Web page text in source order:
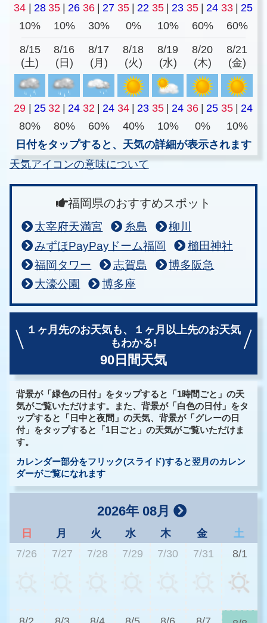
34 28 35 26 36 27 35 22 35 23 35 24 33
25
10%
10% 30% 0% 10% 60% 60%
8/15
(土)
8/16
(日)
8/17
(月)
8/18
(火)
8/19
(水)
8/20
(木)
8/21
(金)
29 25 32 24 32 24 34 23 35 24 36 25 35
24
80%
80% 60% 40% 10% 0%
10%
日付をタップすると、天気の詳細が表示されます
天気アイコンの意味について
福岡県のおすすめスポット
太宰府天満宮 糸島
柳川
みずほPayPayドーム福岡
櫛田神社
福岡タワー
志賀島
博多阪急
大濠公園
博多座
１ヶ月先のお天気も、
１ヶ月以上先のお天気
もわかる!
90日間天気
背景が「緑色の日付」をタップすると「1時間ごと」の天
気がご覧いただけます。また、背景が「白色の日付」をタ
ップすると「日中と夜間」の天気、背景が「グレーの日
付」をタップすると「1日ごと」の天気がご覧いただけま
す。
カレンダー部分をフリック(スライド)すると翌月のカレン
ダーがご覧になれます
2026年 08月
日 月 火 水 木 金
土
7/26
7/27 7/28 7/29 7/30 7/31 8/1